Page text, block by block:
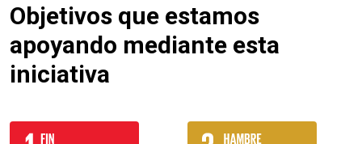
Objetivos que estamos
apoyando mediante esta
iniciativa